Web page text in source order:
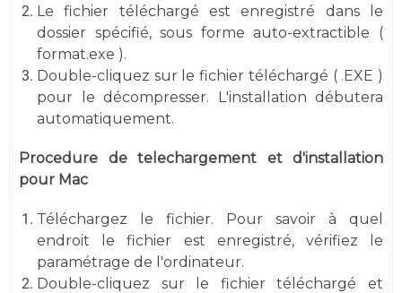
Le fichier téléchargé est enregistré dans le
dossier spécifié, sous forme auto-extractible (
format.exe ).
Double-cliquez sur le fichier téléchargé ( .EXE )
pour le décompresser. L'installation débutera
automatiquement.
Procedure de telechargement et d'installation
pour Mac
Téléchargez le fichier. Pour savoir à quel
endroit le fichier est enregistré, vérifiez le
paramétrage de l'ordinateur.
Double-cliquez sur le fichier téléchargé et